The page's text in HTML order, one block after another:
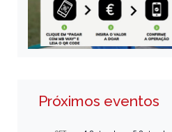
Próximos eventos